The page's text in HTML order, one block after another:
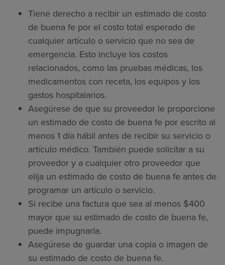
Tiene derecho a recibir un estimado de costo
de buena fe por el costo total esperado de
cualquier artículo o servicio que no sea de
emergencia. Esto incluye los costos
relacionados, como las pruebas médicas, los
medicamentos con receta, los equipos y los
gastos hospitalarios.
Asegúrese de que su proveedor le proporcione
un estimado de costo de buena fe por escrito al
menos 1 día hábil antes de recibir su servicio o
artículo médico. También puede solicitar a su
proveedor y a cualquier otro proveedor que
elija un estimado de costo de buena fe antes de
programar un artículo o servicio.
Si recibe una factura que sea al menos $400
mayor que su estimado de costo de buena fe,
puede impugnarla.
Asegúrese de guardar una copia o imagen de
su estimado de costo de buena fe.